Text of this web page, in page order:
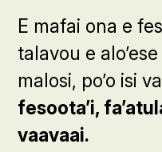
E mafai ona e
talavou e
malosi, po’o isi
fesoota’i,
vaavaai.